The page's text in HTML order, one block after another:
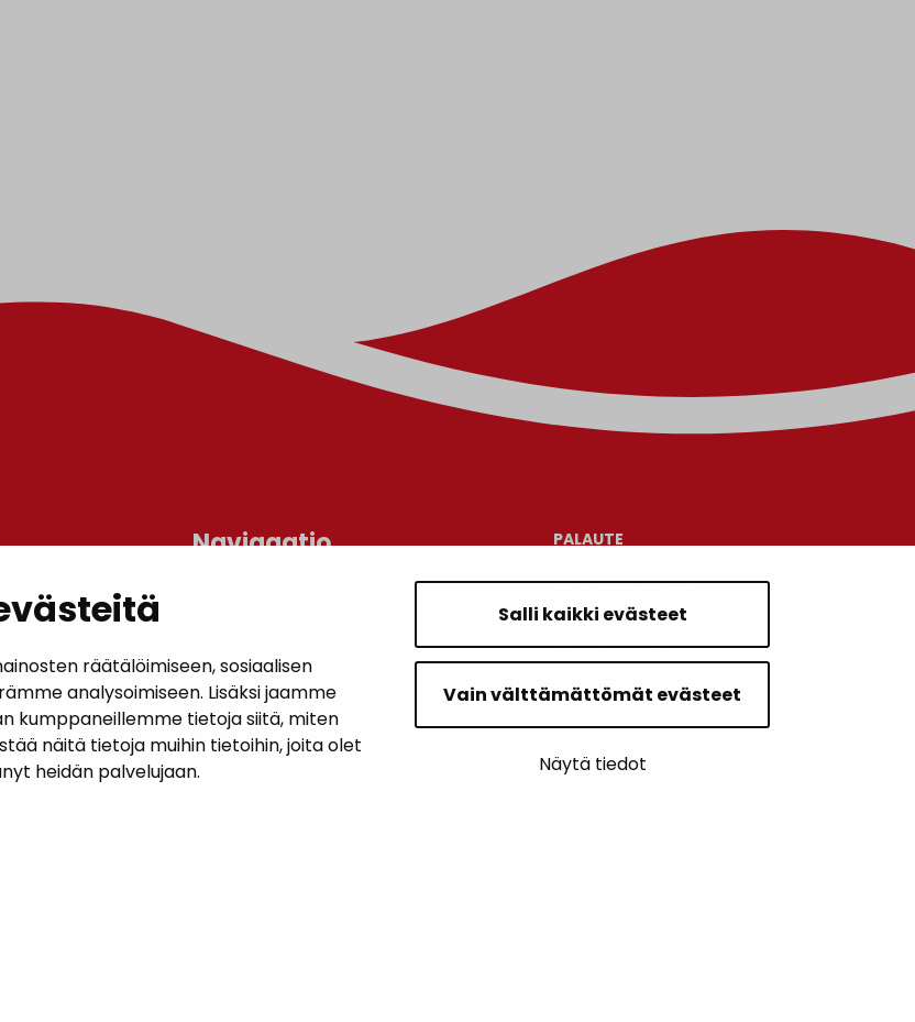
räätälöimiseen, sosiaalisen
analysoimiseen. Lisäksi jaamme
kumppaneillemme tietoja siitä, miten
näitä tietoja muihin tietoihin, joita olet
heidän palvelujaan.
Salli kaikki evästeet
Vain välttämättömät evästeet
Näytä tiedot
Turenki
Navigaatio
LAPSET JA NUORET
KUNTALAISTEN HYVINVOINTI
VAPAA-AIKA JA MATKAILU
PALAUTE
YHTEYSTIEDOT
KARTTAPALVELU